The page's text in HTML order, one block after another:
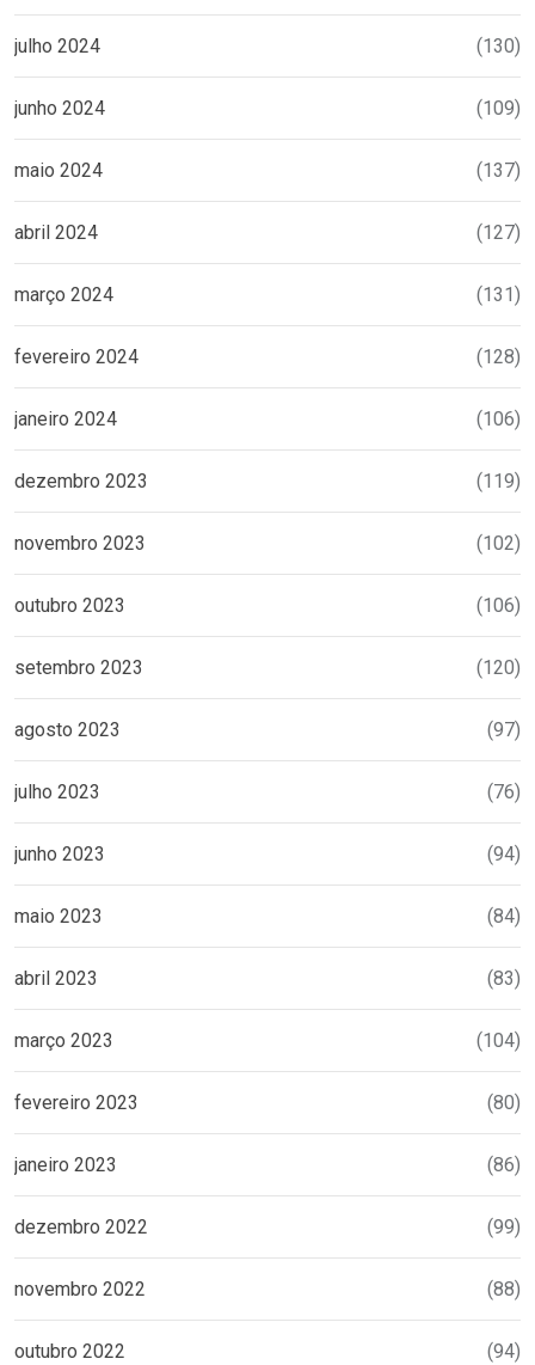
julho 2024 (130)
junho 2024 (109)
maio 2024 (137)
abril 2024 (127)
março 2024 (131)
fevereiro 2024 (128)
janeiro 2024 (106)
dezembro 2023 (119)
novembro 2023 (102)
outubro 2023 (106)
setembro 2023 (120)
agosto 2023 (97)
julho 2023 (76)
junho 2023 (94)
maio 2023 (84)
abril 2023 (83)
março 2023 (104)
fevereiro 2023 (80)
janeiro 2023 (86)
dezembro 2022 (99)
novembro 2022 (88)
outubro 2022 (94)